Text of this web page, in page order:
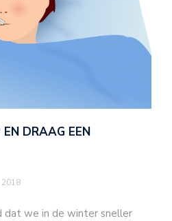
EN DRAAG EEN
dat we in de winter sneller